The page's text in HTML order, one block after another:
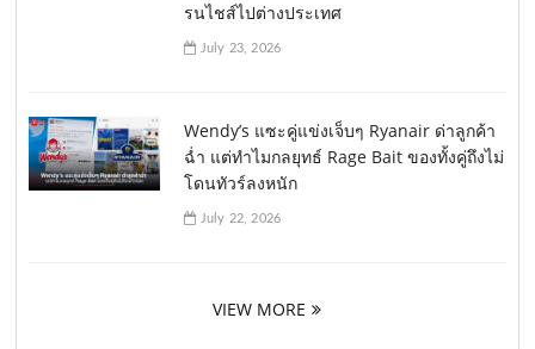
รนไชส์ไปต่างประเทศ
July 23, 2026
Wendy’s แซะคู่แข่งเจ็บๆ Ryanair ด่าลูกค้า
ฉ่ำ แต่ทำไมกลยุทธ์ Rage Bait ของทั้งคู่ถึงไม่
โดนทัวร์ลงหนัก
July 22, 2026
VIEW MORE